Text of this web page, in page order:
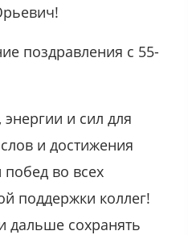
поздравления с 55-
и сил для
и достижения
во всех
поддержки коллег!
дальше сохранять